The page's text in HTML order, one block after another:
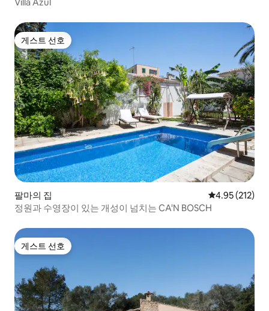
게스트 선호
게스트 선호
팔마의 집 평점 4.95점(5
4.95 (212)
정원과 수영장이 있는 개성이 넘치는 CA'N BOSCH
게스트 선호
게스트 선호